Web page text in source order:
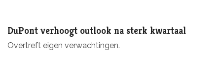
DuPont verhoogt outlook na sterk kwartaal
Overtreft eigen verwachtingen.